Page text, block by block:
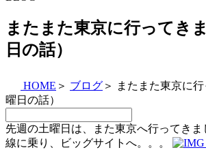
またまた東京に行ってき
日の話）
HOME ＞ ブログ ＞
またまた東京に
曜日の話）
先週の土曜日は、また東京へ行ってき
線に乗り、ビッグサイトへ。。。